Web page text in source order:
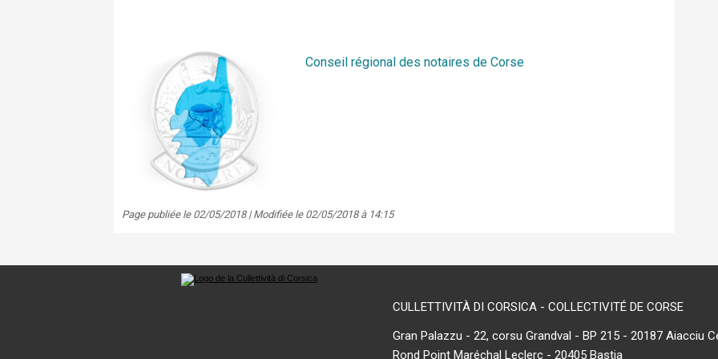
Conseil régional des notaires de Corse
Page publiée le 02/05/2018 | Modifiée le 02/05/2018 à 14:15
CULLETTIVITÀ DI CORSICA - COLLECTIVITÉ DE CORSE
Gran Palazzu - 22, corsu Grandval - BP 215 - 20187 Aiacciu
Rond Point Maréchal Leclerc - 20405 Bastia